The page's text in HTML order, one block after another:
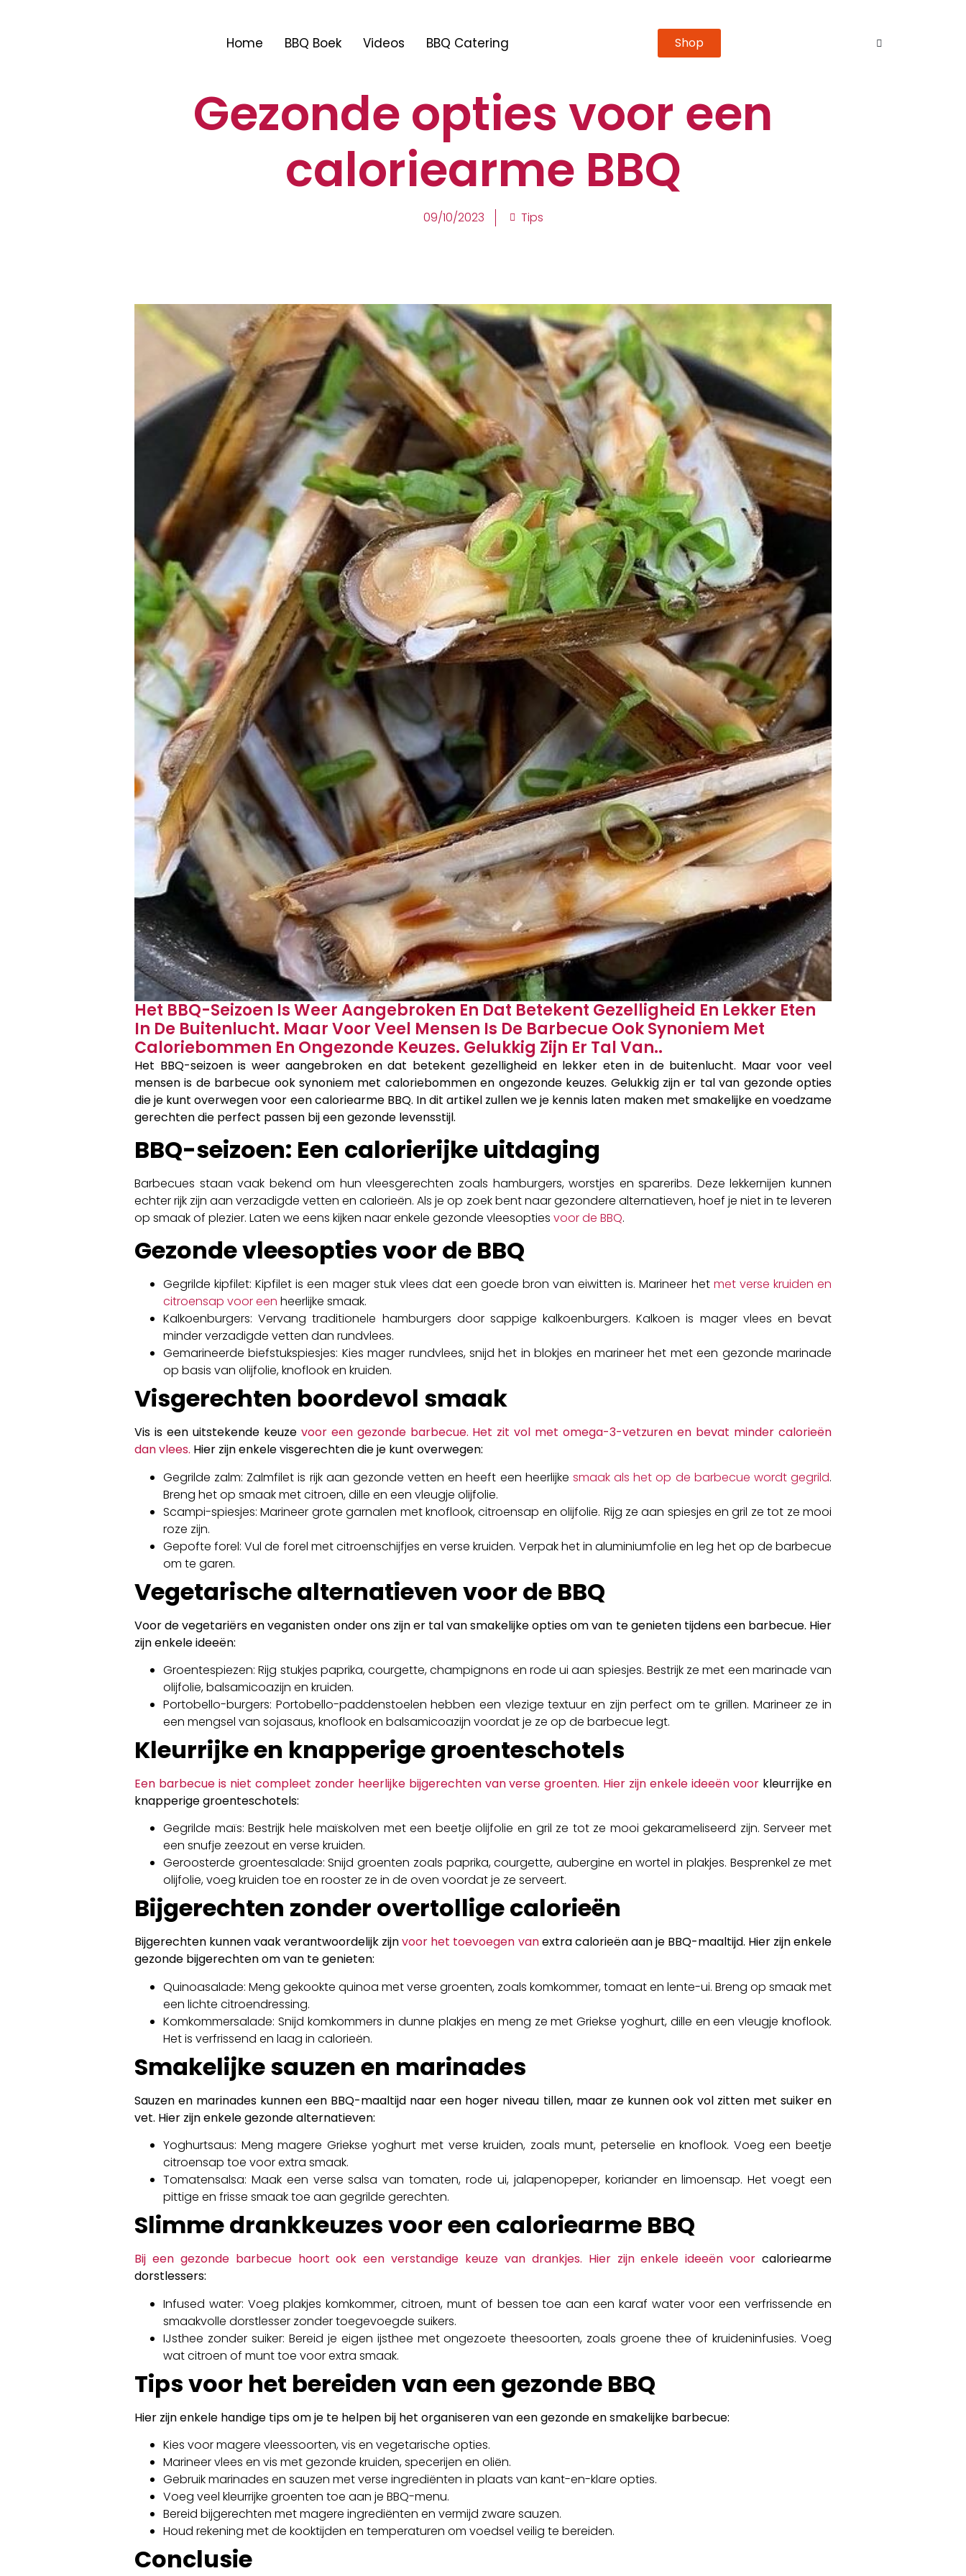
Home BBQ Boek Videos BBQ Catering Shop
Gezonde opties voor een
caloriearme BBQ
09/10/2023 Tips
Het BBQ-Seizoen Is Weer Aangebroken En Dat Betekent Gezelligheid En Lekker Eten
In De Buitenlucht. Maar Voor Veel Mensen Is De Barbecue Ook Synoniem Met
Caloriebommen En Ongezonde Keuzes. Gelukkig Zijn Er Tal Van..
Het BBQ-seizoen is weer aangebroken en dat betekent gezelligheid en lekker eten in de buitenlucht. Maar voor veel
mensen is de barbecue ook synoniem met caloriebommen en ongezonde keuzes. Gelukkig zijn er tal van gezonde opties
die je kunt overwegen voor een caloriearme BBQ. In dit artikel zullen we je kennis laten maken met smakelijke en voedzame
gerechten die perfect passen bij een gezonde levensstijl.
BBQ-seizoen: Een calorierijke uitdaging
Barbecues staan vaak bekend om hun vleesgerechten zoals hamburgers, worstjes en spareribs. Deze lekkernijen kunnen
echter rijk zijn aan verzadigde vetten en calorieën. Als je op zoek bent naar gezondere alternatieven, hoef je niet in te leveren
op smaak of plezier. Laten we eens kijken naar enkele gezonde vleesopties voor de BBQ.
Gezonde vleesopties voor de BBQ
Gegrilde kipfilet: Kipfilet is een mager stuk vlees dat een goede bron van eiwitten is. Marineer het met verse kruiden en
citroensap voor een heerlijke smaak.
Kalkoenburgers: Vervang traditionele hamburgers door sappige kalkoenburgers. Kalkoen is mager vlees en bevat
minder verzadigde vetten dan rundvlees.
Gemarineerde biefstukspiesjes: Kies mager rundvlees, snijd het in blokjes en marineer het met een gezonde marinade
op basis van olijfolie, knoflook en kruiden.
Visgerechten boordevol smaak
Vis is een uitstekende keuze voor een gezonde barbecue. Het zit vol met omega-3-vetzuren en bevat minder calorieën
dan vlees. Hier zijn enkele visgerechten die je kunt overwegen:
Gegrilde zalm: Zalmfilet is rijk aan gezonde vetten en heeft een heerlijke smaak als het op de barbecue wordt gegrild.
Breng het op smaak met citroen, dille en een vleugje olijfolie.
Scampi-spiesjes: Marineer grote garnalen met knoflook, citroensap en olijfolie. Rijg ze aan spiesjes en gril ze tot ze mooi
roze zijn.
Gepofte forel: Vul de forel met citroenschijfjes en verse kruiden. Verpak het in aluminiumfolie en leg het op de barbecue
om te garen.
Vegetarische alternatieven voor de BBQ
Voor de vegetariërs en veganisten onder ons zijn er tal van smakelijke opties om van te genieten tijdens een barbecue. Hier
zijn enkele ideeën:
Groentespiezen: Rijg stukjes paprika, courgette, champignons en rode ui aan spiesjes. Bestrijk ze met een marinade van
olijfolie, balsamicoazijn en kruiden.
Portobello-burgers: Portobello-paddenstoelen hebben een vlezige textuur en zijn perfect om te grillen. Marineer ze in
een mengsel van sojasaus, knoflook en balsamicoazijn voordat je ze op de barbecue legt.
Kleurrijke en knapperige groenteschotels
Een barbecue is niet compleet zonder heerlijke bijgerechten van verse groenten. Hier zijn enkele ideeën voor kleurrijke en
knapperige groenteschotels:
Gegrilde maïs: Bestrijk hele maïskolven met een beetje olijfolie en gril ze tot ze mooi gekarameliseerd zijn. Serveer met
een snufje zeezout en verse kruiden.
Geroosterde groentesalade: Snijd groenten zoals paprika, courgette, aubergine en wortel in plakjes. Besprenkel ze met
olijfolie, voeg kruiden toe en rooster ze in de oven voordat je ze serveert.
Bijgerechten zonder overtollige calorieën
Bijgerechten kunnen vaak verantwoordelijk zijnvoor het toevoegen vanextra calorieën aan je BBQ-maaltijd. Hier zijn enkele
gezonde bijgerechten om van te genieten:
Quinoasalade: Meng gekookte quinoa met verse groenten, zoals komkommer, tomaat en lente-ui. Breng op smaak met
een lichte citroendressing.
Komkommersalade: Snijd komkommers in dunne plakjes en meng ze met Griekse yoghurt, dille en een vleugje knoflook.
Het is verfrissend en laag in calorieën.
Smakelijke sauzen en marinades
Sauzen en marinades kunnen een BBQ-maaltijd naar een hoger niveau tillen, maar ze kunnen ook vol zitten met suiker en
vet. Hier zijn enkele gezonde alternatieven:
Yoghurtsaus: Meng magere Griekse yoghurt met verse kruiden, zoals munt, peterselie en knoflook. Voeg een beetje
citroensap toe voor extra smaak.
Tomatensalsa: Maak een verse salsa van tomaten, rode ui, jalapenopeper, koriander en limoensap. Het voegt een
pittige en frisse smaak toe aan gegrilde gerechten.
Slimme drankkeuzes voor een caloriearme BBQ
Bij een gezonde barbecue hoort ook een verstandige keuze van drankjes. Hier zijn enkele ideeën voor caloriearme
dorstlessers:
Infused water: Voeg plakjes komkommer, citroen, munt of bessen toe aan een karaf water voor een verfrissende en
smaakvolle dorstlesser zonder toegevoegde suikers.
IJsthee zonder suiker: Bereid je eigen ijsthee met ongezoete theesoorten, zoals groene thee of kruideninfusies. Voeg
wat citroen of munt toe voor extra smaak.
Tips voor het bereiden van een gezonde BBQ
Hier zijn enkele handige tips om je te helpen bij het organiseren van een gezonde en smakelijke barbecue:
Kies voor magere vleessoorten, vis en vegetarische opties.
Marineer vlees en vis met gezonde kruiden, specerijen en oliën.
Gebruik marinades en sauzen met verse ingrediënten in plaats van kant-en-klare opties.
Voeg veel kleurrijke groenten toe aan je BBQ-menu.
Bereid bijgerechten met magere ingrediënten en vermijd zware sauzen.
Houd rekening met de kooktijden en temperaturen om voedsel veilig te bereiden.
Conclusie